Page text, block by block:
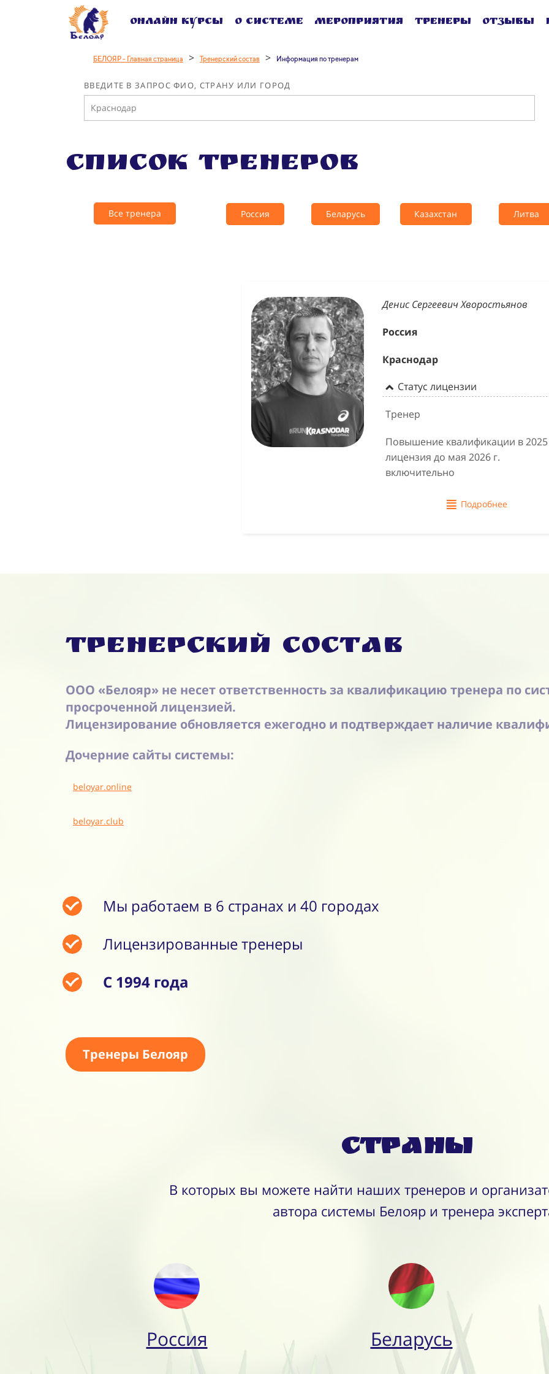
Онлайн курсы О системе Мероприятия Тренеры Отзывы
БЕЛОЯР - Главная страница > Тренерский состав > Информация по тренерам
ВВЕДИТЕ В ЗАПРОС ФИО, СТРАНУ ИЛИ ГОРОД
Список тренеров
Все тренера Россия Беларусь Казахстан Литва
Денис Сергеевич Хворостьянов
Россия
Краснодар
Статус лицензии
Тренер
Повышение квалификации в 2025
лицензия до мая 2026 г.
включительно
Подробнее
Тренерский состав
ООО «Белояр» не несет ответственность за квалификацию тренера по
просроченной лицензией.
Лицензирование обновляется ежегодно и подтверждает наличие
Дочерние сайты системы:
beloyar.online
beloyar.club
Мы работаем в 6 странах и 40 городах
Лицензированные тренеры
С 1994 года
Тренеры Белояр
Страны
В которых вы можете найти наших тренеров и
автора системы Белояр и тренера
Россия Беларусь